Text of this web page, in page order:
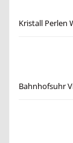
Kristall Perlen
Bahnhofsuhr